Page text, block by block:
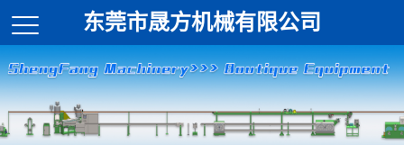
东莞市晟方机械有限公司